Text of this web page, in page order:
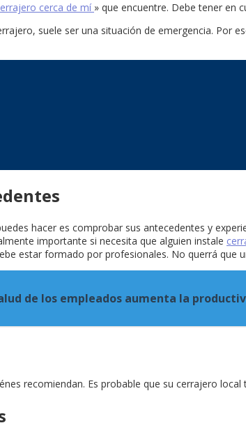
cerca de mí » que encuentre. Debe tener en
suele ser una situación de emergencia.
hacer es comprobar sus antecedentes y
importante si necesita que alguien instale
estar formado por profesionales. No querrá que
de los empleados aumenta la
recomiendan. Es probable que su cerrajero